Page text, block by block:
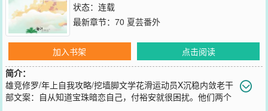
状态：连载
最新章节： 70 夏芸番外
加入书架
点击阅读
简介：
雄竞修罗/年上自我攻略/挖墙脚文学花滑运动员X沉稳内敛老干
部文案：自从知道宝珠暗恋自己，付裕安就很困扰。他们两个